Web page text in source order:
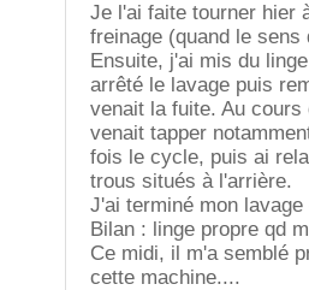
Je l'ai faite tourner hier
freinage (quand le
Ensuite, j'ai mis du
arrêté le lavage puis
venait la fuite. Au
venait tapper
fois le cycle, puis ai
trous situés à l'arrière.
J'ai terminé mon
Bilan : linge propre qd
Ce midi, il m'a semblé
cette machine....